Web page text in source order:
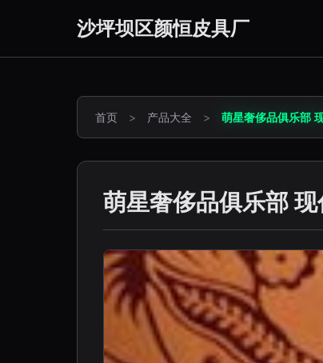
沙坪坝区颜恒皮具厂
首页 > 产品大全 > 萌星奢侈品俱乐部
萌星奢侈品俱乐部